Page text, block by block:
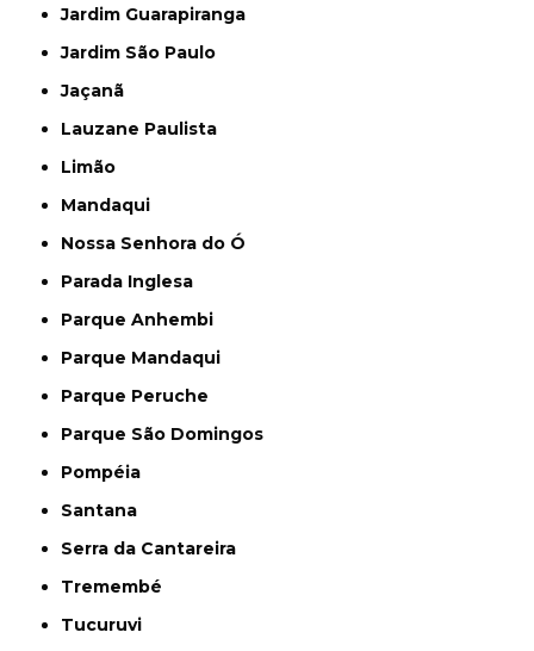
Jardim Guarapiranga
Jardim São Paulo
Jaçanã
Lauzane Paulista
Limão
Mandaqui
Nossa Senhora do Ó
Parada Inglesa
Parque Anhembi
Parque Mandaqui
Parque Peruche
Parque São Domingos
Pompéia
Santana
Serra da Cantareira
Tremembé
Tucuruvi